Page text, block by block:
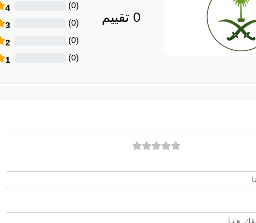
0 تقييم
4 (
0
)
3 (
0
)
2 (
0
)
1 (
0
)